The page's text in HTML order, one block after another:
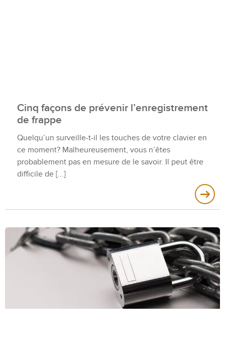
Cinq façons de prévenir l’enregistrement
de frappe
Quelqu’un surveille-t-il les touches de votre clavier en
ce moment? Malheureusement, vous n’êtes
probablement pas en mesure de le savoir. Il peut être
difficile de